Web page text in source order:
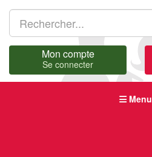
Mon compte
Se connecter
Menu